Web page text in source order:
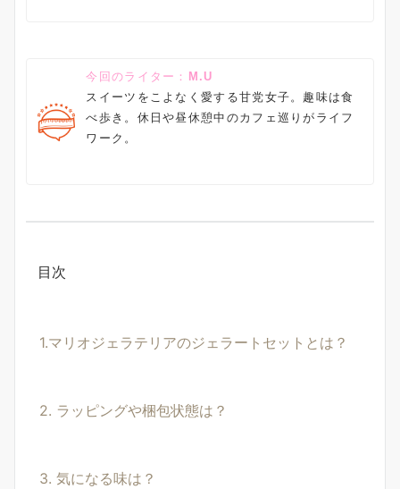
今回のライター：
M.U
スイーツをこよなく愛する甘党女子。趣味は食
べ歩き。休日や昼休憩中のカフェ巡りがライフ
ワーク。
目次
1.マリオジェラテリアのジェラートセットとは？
2. ラッピングや梱包状態は？
3. 気になる味は？